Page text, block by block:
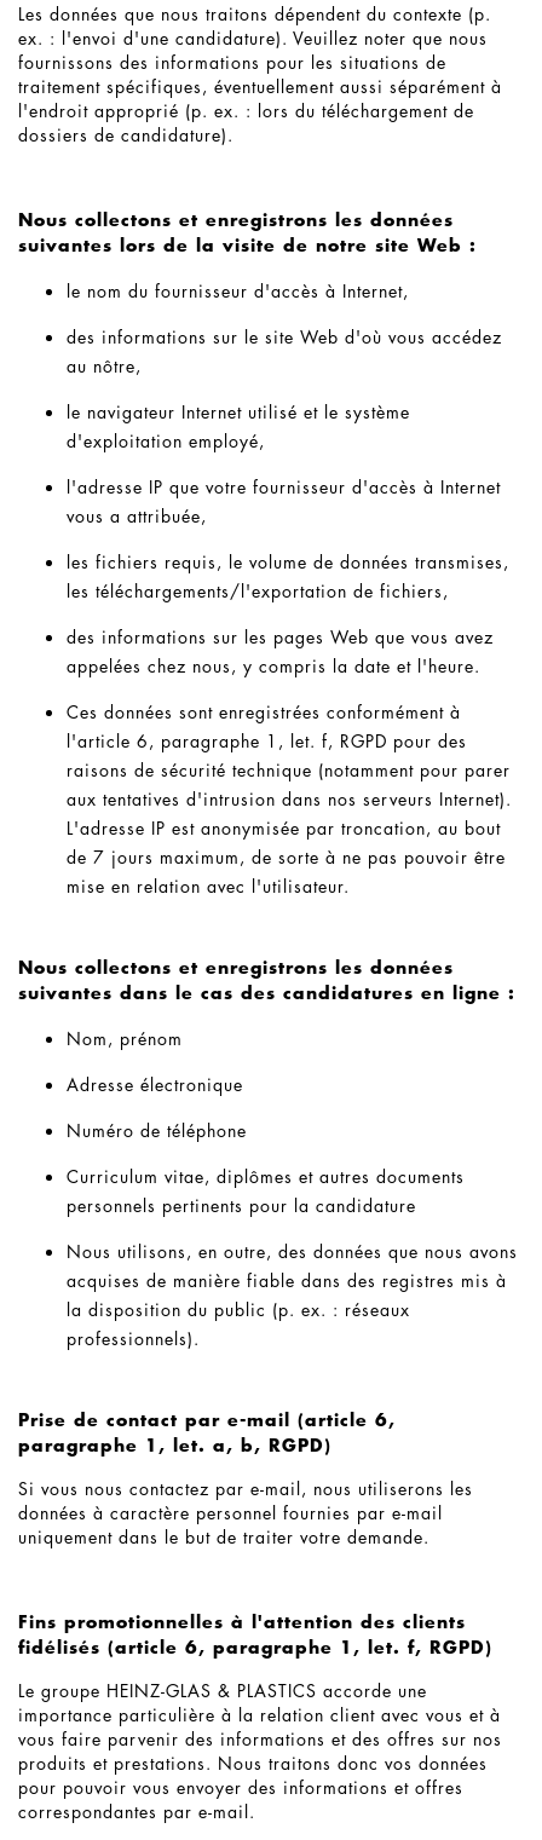
Les données que nous traitons dépendent du contexte (p.
ex. : l'envoi d'une candidature). Veuillez noter que nous
fournissons des informations pour les situations de
traitement spécifiques, éventuellement aussi séparément à
l'endroit approprié (p. ex. : lors du téléchargement de
dossiers de candidature).
Nous collectons et enregistrons les données
suivantes lors de la visite de notre site Web :
le nom du fournisseur d'accès à Internet,
des informations sur le site Web d'où vous accédez
au nôtre,
le navigateur Internet utilisé et le système
d'exploitation employé,
l'adresse IP que votre fournisseur d'accès à Internet
vous a attribuée,
les fichiers requis, le volume de données transmises,
les téléchargements/l'exportation de fichiers,
des informations sur les pages Web que vous avez
appelées chez nous, y compris la date et l'heure.
Ces données sont enregistrées conformément à
l'article 6, paragraphe 1, let. f, RGPD pour des
raisons de sécurité technique (notamment pour parer
aux tentatives d'intrusion dans nos serveurs Internet).
L'adresse IP est anonymisée par troncation, au bout
de 7 jours maximum, de sorte à ne pas pouvoir être
mise en relation avec l'utilisateur.
Nous collectons et enregistrons les données
suivantes dans le cas des candidatures en ligne :
Nom, prénom
Adresse électronique
Numéro de téléphone
Curriculum vitae, diplômes et autres documents
personnels pertinents pour la candidature
Nous utilisons, en outre, des données que nous avons
acquises de manière fiable dans des registres mis à
la disposition du public (p. ex. : réseaux
professionnels).
Prise de contact par e-mail (article 6,
paragraphe 1, let. a, b, RGPD)
Si vous nous contactez par e-mail, nous utiliserons les
données à caractère personnel fournies par e-mail
uniquement dans le but de traiter votre demande.
Fins promotionnelles à l'attention des clients
fidélisés (article 6, paragraphe 1, let. f, RGPD)
Le groupe HEINZ-GLAS & PLASTICS accorde une
importance particulière à la relation client avec vous et à
vous faire parvenir des informations et des offres sur nos
produits et prestations. Nous traitons donc vos données
pour pouvoir vous envoyer des informations et offres
correspondantes par e-mail.